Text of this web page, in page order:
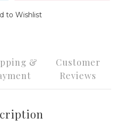
to Wishlist
&
Customer
Reviews